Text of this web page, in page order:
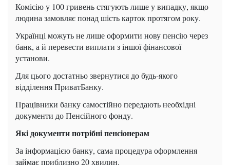
Комісію у 100 гривень стягують лише у випадку, якщо
людина замовляє понад шість карток протягом року.
Українці можуть не лише оформити нову пенсію через
банк, а й перевести виплати з іншої фінансової
установи.
Для цього достатньо звернутися до будь-якого
відділення ПриватБанку.
Працівники банку самостійно передають необхідні
документи до Пенсійного фонду.
Які документи потрібні пенсіонерам
За інформацією банку, сама процедура оформлення
займає приблизно 20 хвилин.